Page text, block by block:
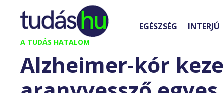
Kilépés
tartalomba
A TUDÁS HATALOM
EGÉSZSÉG INTERJÚ
Alzheimer-kór